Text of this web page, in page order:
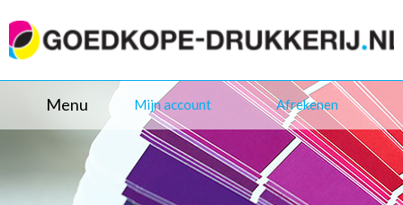
Menu Mijn account Afrekenen